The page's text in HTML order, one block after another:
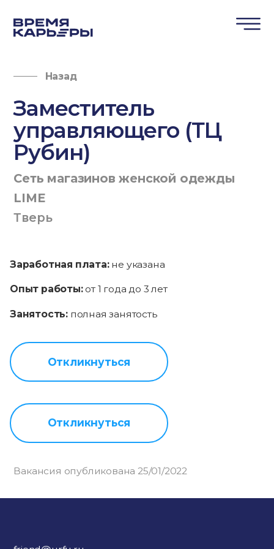
Назад
Заместитель
управляющего (ТЦ
Рубин)
Сеть магазинов женской одежды
LIME
Тверь
Заработная плата:не указана
Опыт работы:от 1 года до 3 лет
Занятость: полная занятость
Откликнуться
Откликнуться
Вакансия опубликована 25/01/2022